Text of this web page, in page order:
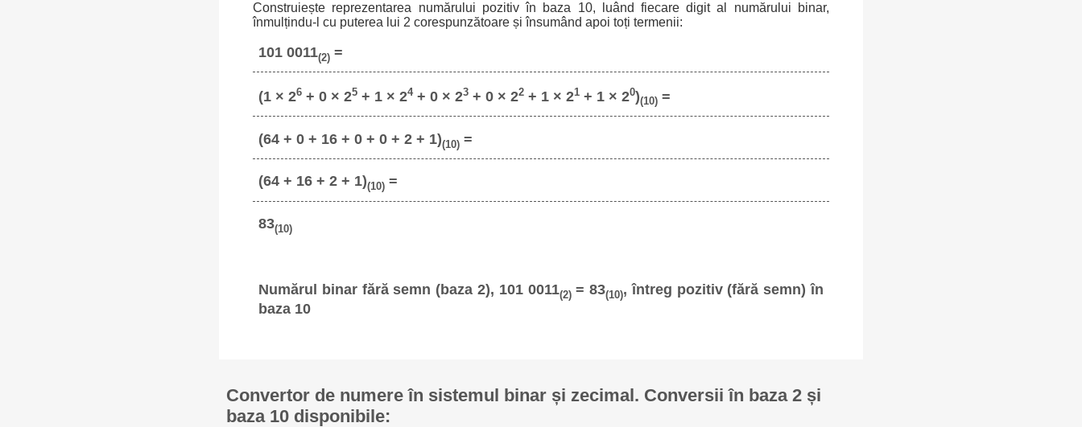
Construiește reprezentarea numărului pozitiv în baza 10, luând fiecare digit al numărului binar,
înmulțindu-l cu puterea lui 2 corespunzătoare și însumând apoi toți termenii:
101 0011(2) =
(1 × 26 + 0 × 25 + 1 × 24+ 0 × 23 + 0 × 22 + 1 × 21 + 1 × 20)(10) =
(64 + 0 + 16 + 0 + 0 + 2 + 1)(10) =
(64 + 16 + 2 + 1)(10) =
83(10)
Numărul binar fără semn (baza 2), 101 0011(2)= 83(10), întreg pozitiv (fără semn) în
baza 10
Convertor de numere în sistemul binar și zecimal. Conversii în baza 2 și
baza 10 disponibile: